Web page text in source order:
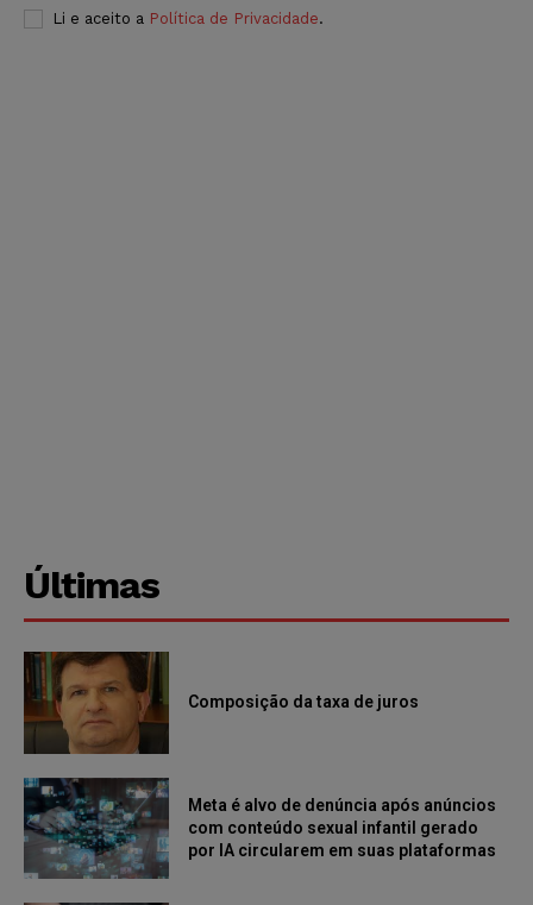
Li e aceito a Política de Privacidade.
Últimas
Composição da taxa de juros
Meta é alvo de denúncia após anúncios
com conteúdo sexual infantil gerado
por IA circularem em suas plataformas